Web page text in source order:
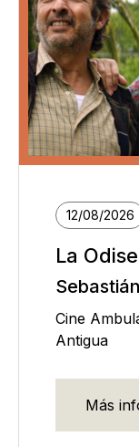
12/08/2026
La
Cine
Antigua
Más